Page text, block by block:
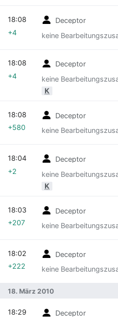
Deceptor
keine
18:08
+4
Deceptor
keine
K
18:08
+4
Deceptor
keine
18:08
+580
Deceptor
keine
K
18:04
+2
Deceptor
keine
18:03
+207
Deceptor
keine
18:02
+222
18. März 2010
Deceptor
18:29